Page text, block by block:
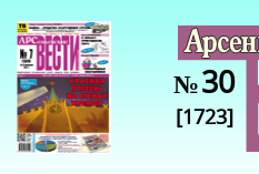
№30
[1723]